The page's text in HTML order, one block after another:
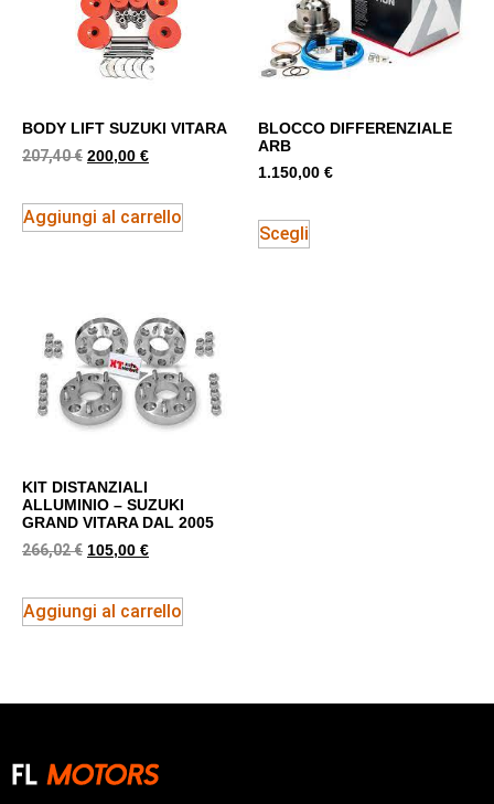
BODY LIFT SUZUKI VITARA
207,40€ 200,00 €
Aggiungi al carrello
BLOCCO DIFFERENZIALE
ARB
1.150,00 €
Scegli
KIT DISTANZIALI
ALLUMINIO – SUZUKI
GRAND VITARA DAL 2005
266,02€ 105,00 €
Aggiungi al carrello